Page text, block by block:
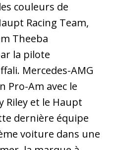
couleurs de
Racing Team,
Theeba
la pilote
Mercedes-AMG
Pro-Am avec le
Riley et le Haupt
dernière équipe
voiture dans une